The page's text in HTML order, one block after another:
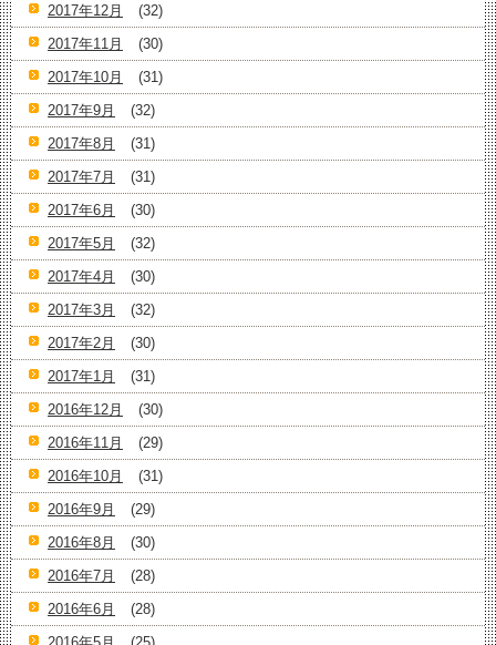
2017年12月
(32)
2017年11月
(30)
2017年10月
(31)
2017年9月
(32)
2017年8月
(31)
2017年7月
(31)
2017年6月
(30)
2017年5月
(32)
2017年4月
(30)
2017年3月
(32)
2017年2月
(30)
2017年1月
(31)
2016年12月
(30)
2016年11月
(29)
2016年10月
(31)
2016年9月
(29)
2016年8月
(30)
2016年7月
(28)
2016年6月
(28)